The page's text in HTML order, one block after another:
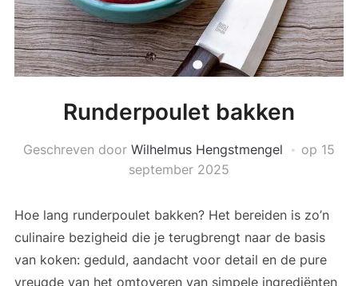
Runderpoulet bakken
Geschreven door Wilhelmus Hengstmengel op 15
september 2025
Hoe lang runderpoulet bakken? Het bereiden is zo’n
culinaire bezigheid die je terugbrengt naar de basis
van koken: geduld, aandacht voor detail en de pure
vreugde van het omtoveren van simpele ingrediënten